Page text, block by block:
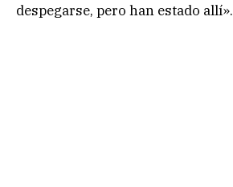
despegarse, pero han estado allí».